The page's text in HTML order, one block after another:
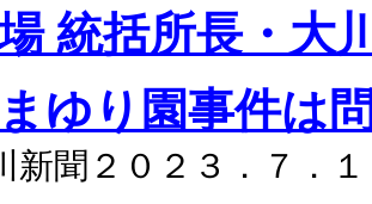
統括所長・大
ゆり園事件は
新聞２０２３．７